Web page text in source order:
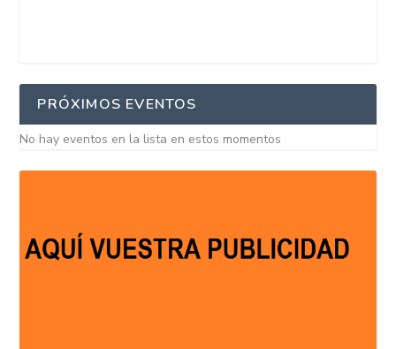
PRÓXIMOS EVENTOS
No hay eventos en la lista en estos momentos